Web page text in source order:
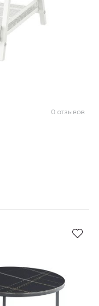
0 отзывов